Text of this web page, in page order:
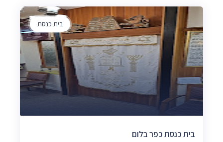
בית כנסת
בית כנסת כפר בלום